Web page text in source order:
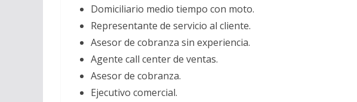
Domiciliario medio tiempo con moto.
Representante de servicio al cliente.
Asesor de cobranza sin experiencia.
Agente call center de ventas.
Asesor de cobranza.
Ejecutivo comercial.